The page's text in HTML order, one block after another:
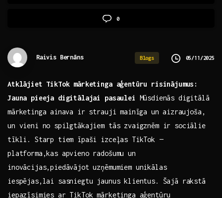
0
Raivis Bernāns Blogs 05/11/2025
Atklājiet TikTok mārketinga aģentūru risinājumus:
Jauna pieeja digitālajai pasaulei Mūsdienās digitālā
mārketinga ⁣ainava ir strauji mainīga⁣ un aizraujoša,
un vieni no spilgtākajiem tās zvaigznēm ir sociālie
tīkli. Starp tiem īpaši izceļas TikTok —
platforma,kas‌ apvieno radošumu un
inovācijas,piedāvājot uzņēmumiem unikālas
iespējas,lai sasniegtu jaunus klientus. Šajā rakstā
iepazīsimies ar TikTok mārketinga aģentūru